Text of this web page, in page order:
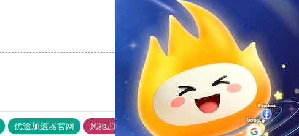
支持[0] 反对[0]
优途加速器官网 风驰加速器 旋风加速器